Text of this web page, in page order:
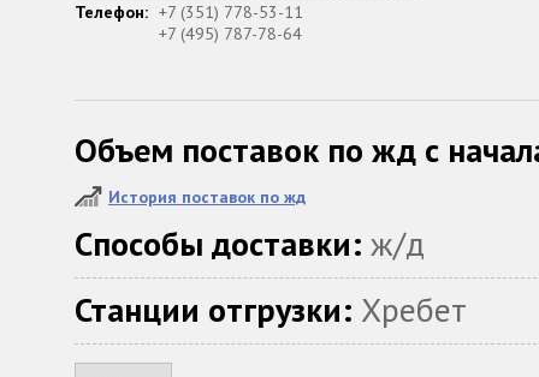
Телефон: +7 (351) 778-53-11
+7 (495) 787-78-64
Объем поставок по жд с
История поставок по жд
Способы доставки: ж/д
Станции отгрузки: Хребет